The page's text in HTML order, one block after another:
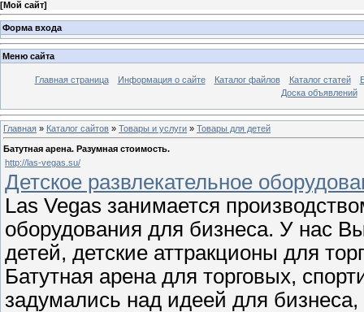
[Мой сайт]
Форма входа
Меню сайта
Главная страница Информация о сайте Каталог файлов Каталог статей
Доска объявлений
Главная » Каталог сайтов » Товары и услуги » Товары для детей
Батутная арена. Разумная стоимость.
http://las-vegas.su/
Детское развлекательное
Las Vegas занимается
оборудования для бизнеса. У нас
детей, детские аттракционы для
Батутная арена для торговых,
задумались над идеей для